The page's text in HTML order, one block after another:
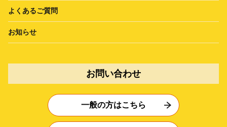
よくあるご質問
お知らせ
お問い合わせ
一般の方はこちら